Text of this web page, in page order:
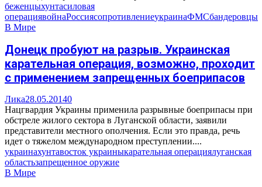
беженцыхунтасиловая
операциявойнаРоссиясопротивлениеукраинаФМСбандеровцы
В Мире
Донецк пробуют на разрыв. Украинская
карательная операция, возможно, проходит
с применением запрещенных боеприпасов
Лика28.05.20140
Нацгвардия Украины применила разрывные боеприпасы при
обстреле жилого сектора в Луганской области, заявили
представители местного ополчения. Если это правда, речь
идет о тяжелом международном преступлении....
украинахунтавосток украиныкарательная операциялуганская
областьзапрещенное оружие
В Мире